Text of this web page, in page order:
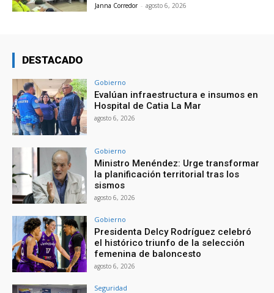
Janna Corredor - agosto 6, 2026
DESTACADO
Gobierno
Evalúan infraestructura e insumos en
Hospital de Catia La Mar
agosto 6, 2026
Gobierno
Ministro Menéndez: Urge transformar
la planificación territorial tras los
sismos
agosto 6, 2026
Gobierno
Presidenta Delcy Rodríguez celebró
el histórico triunfo de la selección
femenina de baloncesto
agosto 6, 2026
Seguridad